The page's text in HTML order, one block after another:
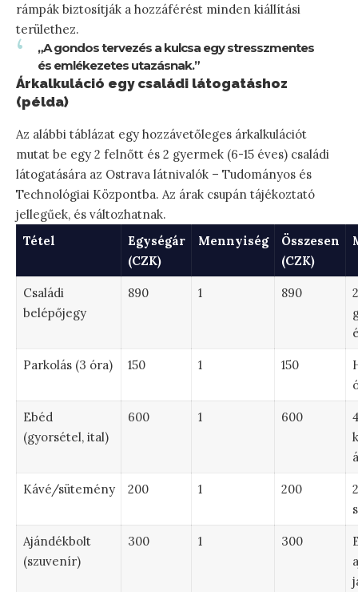
rámpák biztosítják a hozzáférést minden kiállítási
területhez.
„A gondos tervezés a kulcsa egy stresszmentes
és emlékezetes utazásnak.”
Árkalkuláció egy családi látogatáshoz
(példa)
Az alábbi táblázat egy hozzávetőleges árkalkulációt
mutat be egy 2 felnőtt és 2 gyermek (6-15 éves) családi
látogatására az Ostrava látnivalók – Tudományos és
Technológiai Központba. Az árak csupán tájékoztató
jellegűek, és változhatnak.
Tétel
Egységár
(CZK)
Mennyiség
Összesen
(CZK)
Családi
belépőjegy
890 1 890
Parkolás (3 óra) 150 1 150
Ebéd
(gyorsétel, ital)
600 1 600
Kávé/sütemény 200 1 200
Ajándékbolt
(szuvenír)
300 1 300